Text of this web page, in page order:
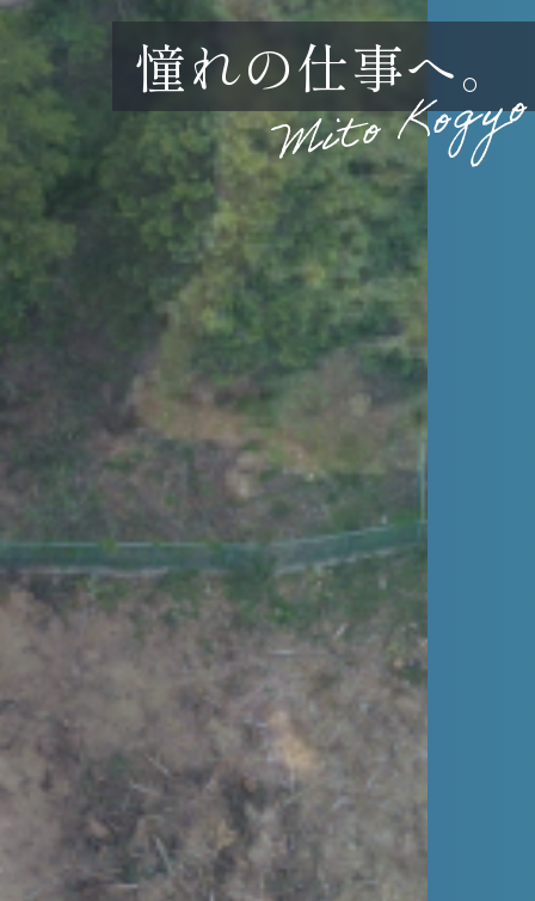
憧れの仕事へ。